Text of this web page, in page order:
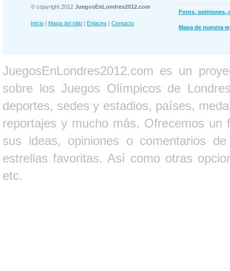
© copyright 2012 JuegosEnLondres2012.com
Inicio | Mapa del sitio | Enlaces | Contacto
Foros, opiniones,
Mapa de nuestra
JuegosEnLondres2012.com es un
sobre los Juegos Olímpicos de
deportes, sedes y estadios, países,
reportajes y mucho más. Ofrecemos un
sus ideas, opiniones o comentarios
estrellas favoritas. Así como otras
etc.